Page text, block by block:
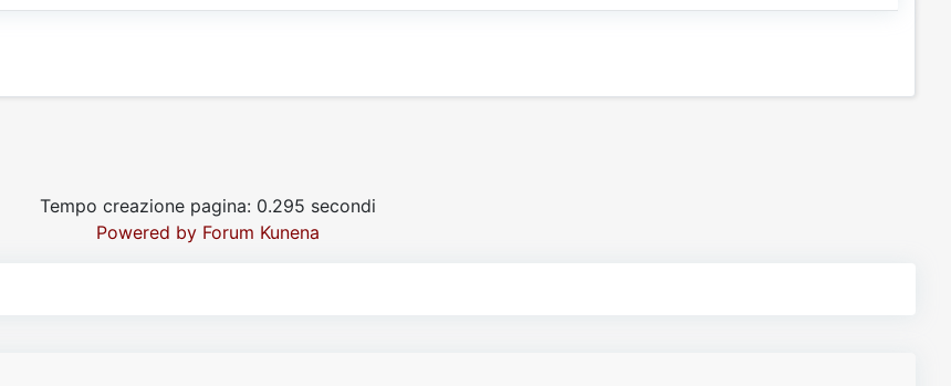
Tempo creazione pagina: 0.295 secondi
Powered by Forum Kunena